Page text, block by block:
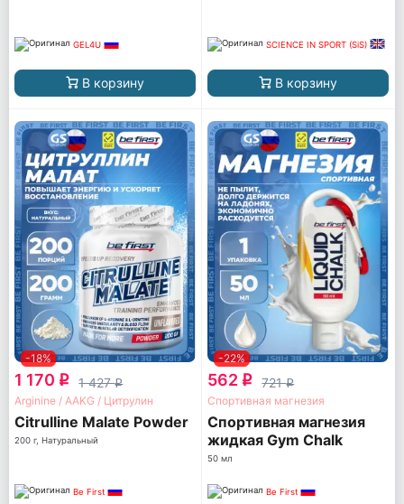
GEL4U
В корзину
SCIENCE IN SPORT (SiS)
В корзину
-18%
1 170 q 1 427q
Arginine / AAKG / Цитрулин
Citrulline Malate Powder
200 г, Натуральный
Be First
-22%
562 q 721q
Спортивная магнезия
Спортивная магнезия
жидкая Gym Chalk
50 мл
Be First